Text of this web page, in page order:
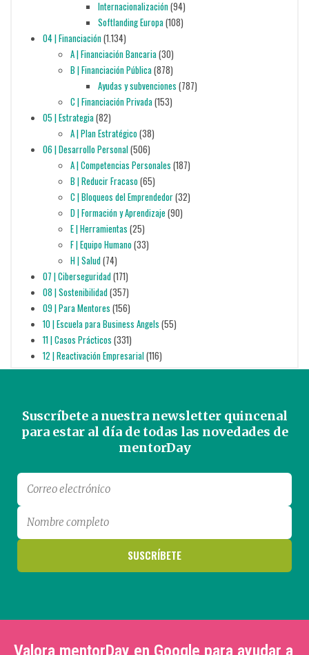
Internacionalización(94)
Softlanding Europa(108)
04 | Financiación(1.134)
A | Financiación Bancaria(30)
B | Financiación Pública(878)
Ayudas y subvenciones (787)
C | Financiación Privada(153)
05 | Estrategia(82)
A | Plan Estratégico(38)
06 | Desarrollo Personal(506)
A | Competencias Personales (187)
B | Reducir Fracaso(65)
C | Bloqueos del Emprendedor(32)
D | Formación y Aprendizaje (90)
E | Herramientas (25)
F | Equipo Humano(33)
H | Salud(74)
07 | Ciberseguridad(171)
08 | Sostenibilidad(357)
09 | Para Mentores (156)
10 | Escuela para Business Angels (55)
11 | Casos Prácticos (331)
12 | Reactivación Empresarial(116)
Suscríbete a nuestra newsletter quincenal
para estar al día de todas las novedades de
mentorDay
Valora mentorDay en Google para ayudar a